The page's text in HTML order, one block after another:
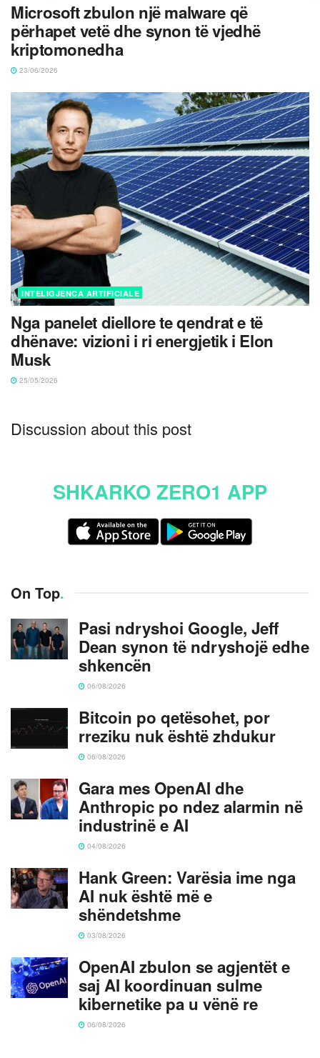
Microsoft zbulon një malware që
përhapet vetë dhe synon të vjedhë
kriptomonedha
23/06/2026
INTELIGJENCA ARTIFICIALE
Nga panelet diellore te qendrat e të
dhënave: vizioni i ri energjetik i Elon
Musk
25/05/2026
Discussion about this post
SHKARKO ZERO1 APP
On Top.
Pasi ndryshoi Google, Jeff
Dean synon të ndryshojë edhe
shkencën
06/08/2026
Bitcoin po qetësohet, por
rreziku nuk është zhdukur
06/08/2026
Gara mes OpenAI dhe
Anthropic po ndez alarmin në
industrinë e AI
04/08/2026
Hank Green: Varësia ime nga
AI nuk është më e
shëndetshme
03/08/2026
OpenAI zbulon se agjentët e
saj AI koordinuan sulme
kibernetike pa u vënë re
06/08/2026